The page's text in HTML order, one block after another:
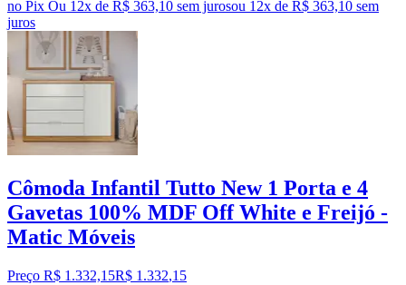
no Pix Ou 12x de R$ 363,10 sem jurosou 12x de R$ 363,10 sem
juros
Cômoda Infantil Tutto New 1 Porta e 4
Gavetas 100% MDF Off White e Freijó -
Matic Móveis
Preço R$ 1.332,15R$ 1.332,15